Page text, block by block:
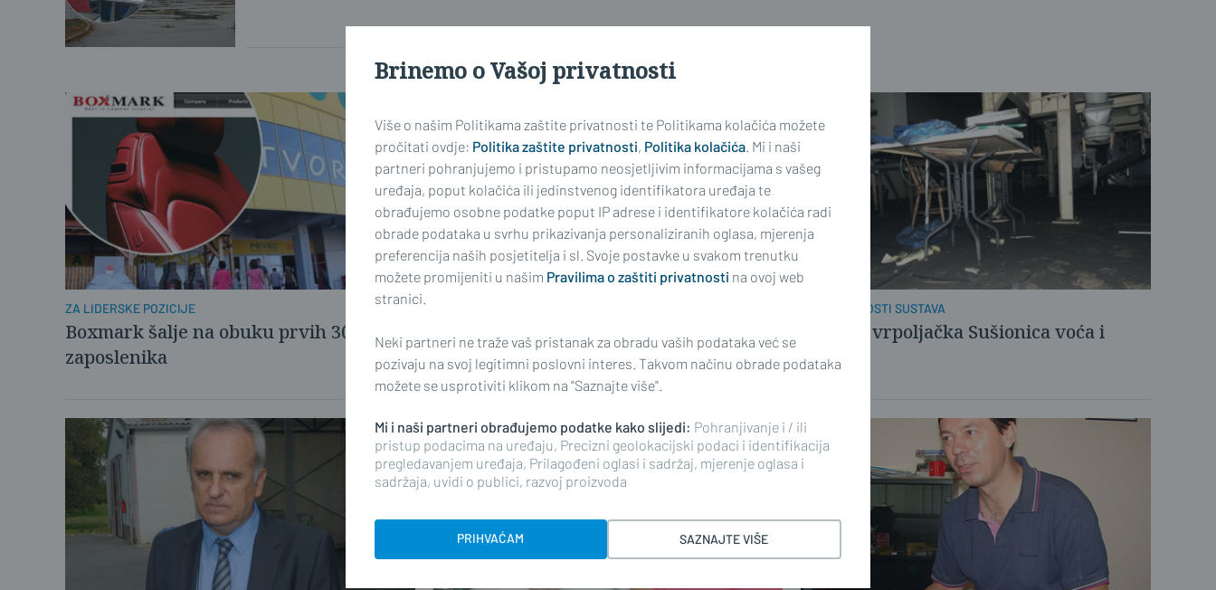
ZA LIDERSKE POZICIJE
Boxmark šalje na obuku prvih 30
zaposlenika
Šivat će kožne presvlake za Porsche,
Audi i Mercedes
ZBOG SPOROSTI SUSTAVA
Izgorila vrpoljačka Sušionica voća i
povrća
Brinemo o Vašoj privatnosti
Više o našim Politikama zaštite privatnosti te Politikama kolačića možete
pročitati ovdje: Politika zaštite privatnosti, Politika kolačića . Mi i naši
partneri pohranjujemo i pristupamo neosjetljivim informacijama s vašeg
uređaja, poput kolačića ili jedinstvenog identifikatora uređaja te
obrađujemo osobne podatke poput IP adrese i identifikatore kolačića radi
obrade podataka u svrhu prikazivanja personaliziranih oglasa, mjerenja
preferencija naših posjetitelja i sl. Svoje postavke u svakom trenutku
možete promijeniti u našim Pravilima o zaštiti privatnosti na ovoj web
stranici.
Neki partneri ne traže vaš pristanak za obradu vaših podataka već se
pozivaju na svoj legitimni poslovni interes. Takvom načinu obrade podataka
možete se usprotiviti klikom na "Saznajte više".
Mi i naši partneri obrađujemo podatke kako slijedi: Pohranjivanje i / ili
pristup podacima na uređaju, Precizni geolokacijski podaci i identifikacija
pregledavanjem uređaja, Prilagođeni oglasi i sadržaj, mjerenje oglasa i
sadržaja, uvidi o publici, razvoj proizvoda
PRIHVAĆAM SAZNAJTE VIŠE